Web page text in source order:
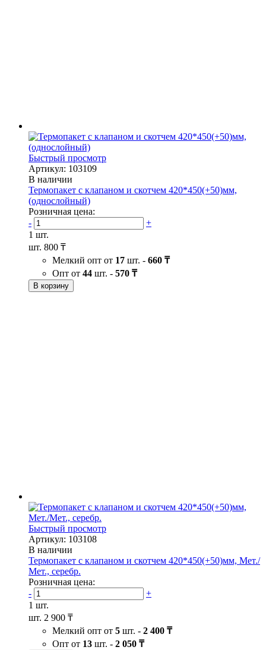
Быстрый просмотр
Артикул: 103109
В наличии
Термопакет с клапаном и скотчем 420*450(+50)мм,
(однослойный)
Розничная цена:
-
+
1 шт.
шт. 800 ₸
Мелкий опт от 17 шт. - 660 ₸
Опт от 44 шт. - 570 ₸
В корзину
Быстрый просмотр
Артикул: 103108
В наличии
Термопакет с клапаном и скотчем 420*450(+50)мм, Мет./
Мет., серебр.
Розничная цена:
-
+
1 шт.
шт. 2 900 ₸
Мелкий опт от 5 шт. - 2 400 ₸
Опт от 13 шт. - 2 050 ₸